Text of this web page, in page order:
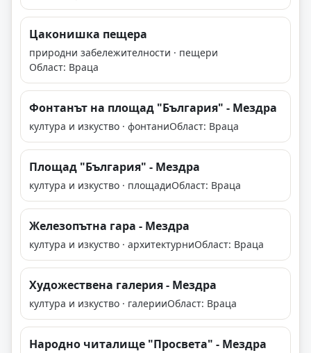
Цаконишка пещера
природни забележителности · пещери
Област: Враца
Фонтанът на площад "България" - Мездра
култура и изкуство · фонтаниОбласт: Враца
Площад "България" - Мездра
култура и изкуство · площадиОбласт: Враца
Железопътна гара - Мездра
култура и изкуство · архитектурниОбласт: Враца
Художествена галерия - Мездра
култура и изкуство · галерииОбласт: Враца
Народно читалище "Просвета" - Мездра